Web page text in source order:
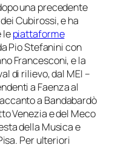
una precedente
Cubirossi, e ha
lepiattaforme
Pio Stefanini con
Francesconi, e la
di rilievo, dal MEI –
a Faenza al
a Bandabardò
Veneziae del Meco
della Musica e
Per ulteriori